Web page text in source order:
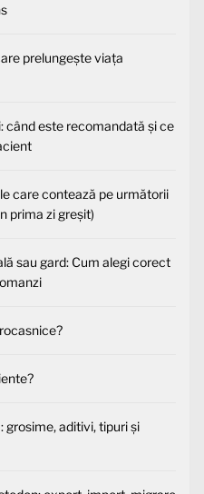
prelungește viața
când este recomandată și ce
care contează pe următorii
prima zi greșit)
sau gard: Cum alegi corect
grosime, aditivi, tipuri și